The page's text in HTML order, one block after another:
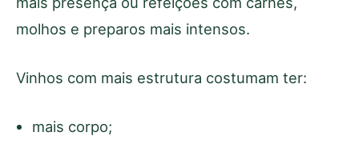
molhos e preparos mais intensos.
Vinhos com mais estrutura costumam ter:
mais corpo;